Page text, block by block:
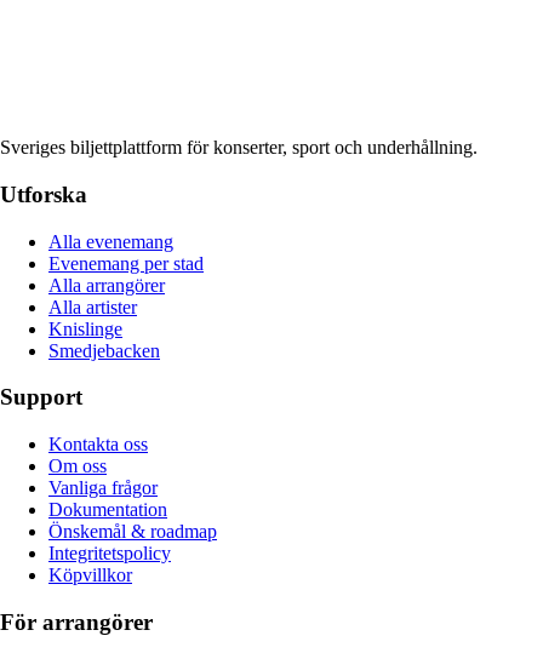
Sveriges biljettplattform för konserter, sport och underhållning.
Utforska
Alla evenemang
Evenemang per stad
Alla arrangörer
Alla artister
Knislinge
Smedjebacken
Support
Kontakta oss
Om oss
Vanliga frågor
Dokumentation
Önskemål & roadmap
Integritetspolicy
Köpvillkor
För arrangörer